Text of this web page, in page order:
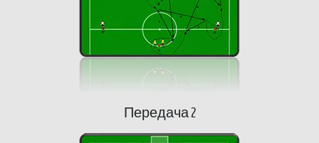
Передача 2